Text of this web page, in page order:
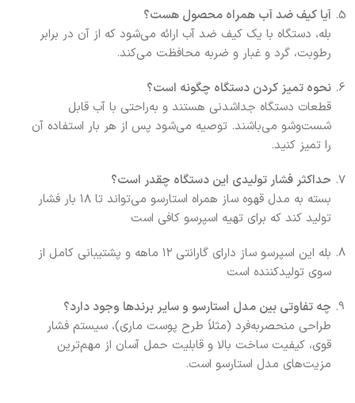
آیا کیف ضد آب همراه محصول هست؟
بله، دستگاه با یک کیف ضد آب ارائه می‌شود که از آن در برابر
رطوبت، گرد و غبار و ضربه محافظت می‌کند.
نحوه تمیز کردن دستگاه چگونه است؟
قطعات دستگاه جداشدنی هستند و به‌راحتی با آب قابل
شست‌وشو می‌باشند. توصیه می‌شود پس از هر بار استفاده آن
را تمیز کنید.
حداکثر فشار تولیدی این دستگاه چقدر است؟
بسته به مدل قهوه ساز همراه استارسو می‌تواند تا ۱۸ بار فشار
تولید کند که برای تهیه اسپرسو کافی است
بله این اسپرسو ساز دارای گارانتی ۱۲ ماهه و پشتیبانی کامل از
سوی تولیدکننده است
چه تفاوتی بین مدل استارسو و سایر برندها وجود دارد؟
طراحی منحصر‌به‌فرد (مثلاً طرح پوست ماری)، سیستم فشار
قوی، کیفیت ساخت بالا و قابلیت حمل آسان از مهم‌ترین
مزیت‌های مدل استارسو است.